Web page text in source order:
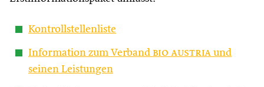
Kontrollstellenliste
Information zum Verband bio austria und
seinen Leistungen